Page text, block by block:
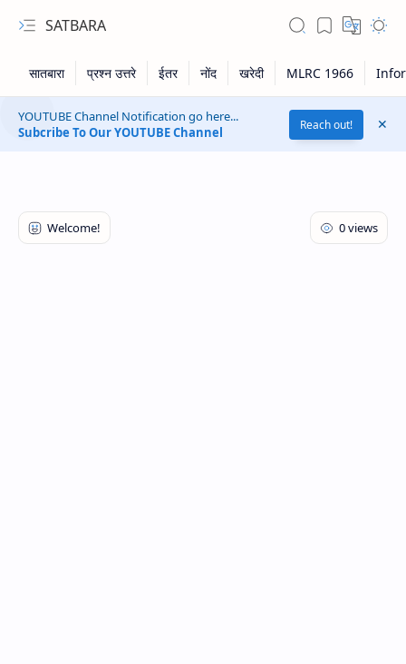
SATBARA
YOUTUBE Channel Notification go here...
Subcribe To Our YOUTUBE Channel
Reach out!